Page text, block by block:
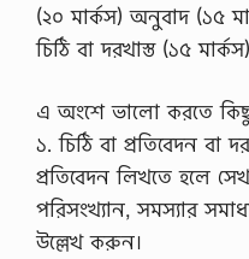
(২০ মার্কস) অনুবাদ (১৫
চিঠি বা দরখাস্ত (১৫
এ অংশে ভালো করতে কিছু
১. চিঠি বা প্রতিবেদন বা
প্রতিবেদন লিখতে হলে
পরিসংখ্যান, সমস্যার
উল্লেখ করুন।